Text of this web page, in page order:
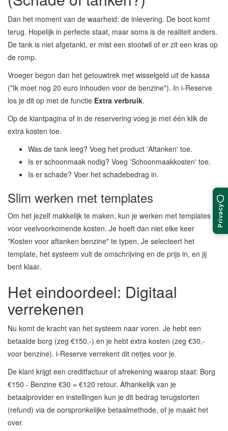
Dan het moment van de waarheid: de inlevering. De boot komt
terug. Hopelijk in perfecte staat, maar soms is de realiteit anders.
De tank is niet afgetankt, er mist een stootwil of er zit een kras op
de romp.
Vroeger begon dan het getouwtrek met wisselgeld uit de kassa
("Ik moet nog 20 euro inhouden voor de benzine"). In i-Reserve
los je dit op met de functie Extra verbruik.
Op de klantpagina of in de reservering voeg je met één klik de
extra kosten toe.
Was de tank leeg? Voeg het product 'Aftanken' toe.
Is er schoonmaak nodig? Voeg 'Schoonmaakkosten' toe.
Is er schade? Voer het schadebedrag in.
Slim werken met templates
Om het jezelf makkelijk te maken, kun je werken met templates
voor veelvoorkomende kosten. Je hoeft dan niet elke keer
"Kosten voor aftanken benzine" te typen. Je selecteert het
template, het systeem vult de omschrijving en de prijs in, en jij
bent klaar.
Het eindoordeel: Digitaal
verrekenen
Nu komt de kracht van het systeem naar voren. Je hebt een
betaalde borg (zeg €150,-) en je hebt extra kosten (zeg €30,-
voor benzine). i-Reserve verrekent dit netjes voor je.
De klant krijgt een creditfactuur of afrekening waarop staat: Borg
€150 - Benzine €30 = €120 retour. Afhankelijk van je
betaalprovider en instellingen kun je dit bedrag terugstorten
(refund) via de oorspronkelijke betaalmethode, of je maakt het
over.
Privacy